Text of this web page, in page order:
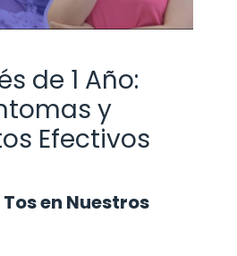
de 1 Año:
y
Efectivos
en Nuestros